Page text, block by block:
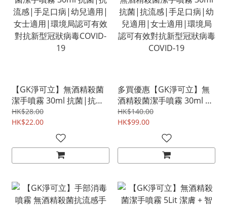
【GK淨可立】無酒精殺菌
潔手噴霧 30ml 抗菌|抗流
感|手足口病|幼兒適用|女
士適用|環境局認可有效對
抗新型冠狀病毒COVID-19
HK$28.00
HK$22.00
多買優惠【GK淨可立】無
酒精殺菌潔手噴霧 30ml 抗
菌|抗流感|手足口病|幼兒
適用|女士適用|環境局認
可有效對抗新型冠狀病毒
COVID-19
HK$140.00
HK$99.00